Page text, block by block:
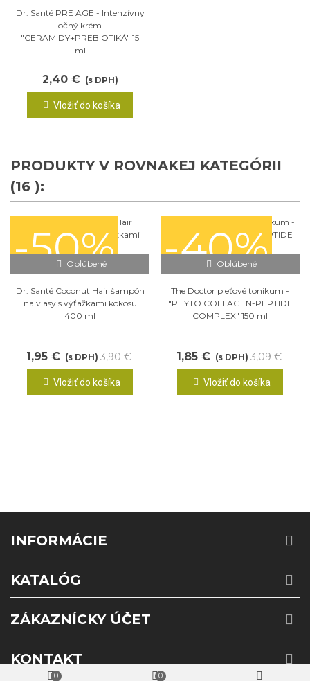
Dr. Santé PRE AGE - Intenzívny
očný krém
"CERAMIDY+PREBIOTIKÁ" 15
ml
2,40 € (s DPH)
Vložiť do košíka
PRODUKTY V ROVNAKEJ KATEGÓRII
(16 ):
-50%
Obľúbené
Dr. Santé Coconut Hair šampón
na vlasy s výťažkami kokosu
400 ml
1,95 € (s DPH) 3,90 €
Vložiť do košíka
-40%
Obľúbené
The Doctor pleťové tonikum -
"PHYTO COLLAGEN-PEPTIDE
COMPLEX" 150 ml
1,85 € (s DPH) 3,09 €
Vložiť do košíka
INFORMÁCIE
KATALÓG
ZÁKAZNÍCKY ÚČET
KONTAKT
0 0